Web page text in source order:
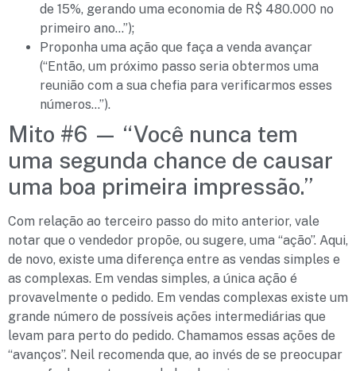
de 15%, gerando uma economia de R$ 480.000 no
primeiro ano…”);
Proponha uma ação que faça a venda avançar
(“Então, um próximo passo seria obtermos uma
reunião com a sua chefia para verificarmos esses
números…”).
Mito #6 — “Você nunca tem
uma segunda chance de causar
uma boa primeira impressão.”
Com relação ao terceiro passo do mito anterior, vale
notar que o vendedor propõe, ou sugere, uma “ação”. Aqui,
de novo, existe uma diferença entre as vendas simples e
as complexas. Em vendas simples, a única ação é
provavelmente o pedido. Em vendas complexas existe um
grande número de possíveis ações intermediárias que
levam para perto do pedido. Chamamos essas ações de
“avanços”. Neil recomenda que, ao invés de se preocupar